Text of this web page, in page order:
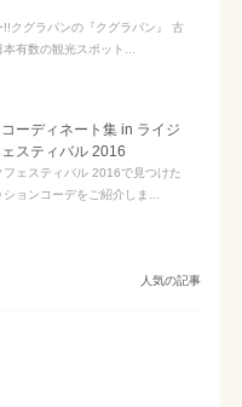
クグラパンの『クグラパン』 古
有数の観光スポット...
ーディネート集 in ライジ
スティバル 2016
フェスティバル 2016で見つけた
ョンコーデをご紹介しま...
人気の記事